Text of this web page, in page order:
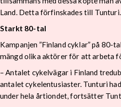
Land. Detta förfinskades till Tunturi.
Starkt 80-tal
Kampanjen ”Finland cyklar” på 80-
mängd olika aktörer för att arbeta
– Antalet cykelvägar i Finland
antalet cykelentusiaster. Tunturi
under hela årtiondet, fortsätter